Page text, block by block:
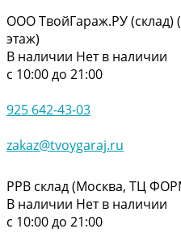
ООО ТвойГараж.РУ
этаж)
В наличии Нет в наличии
с 10:00 до 21:00
925 642-43-03
zakaz@tvoygaraj.ru
РРВ склад (Москва, ТЦ
В наличии Нет в наличии
с 10:00 до 21:00